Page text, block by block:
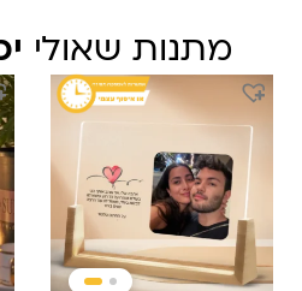
מתנות שאולי
המחיר
המקורי
היה:
המחיר
הנוכחי
הוא: